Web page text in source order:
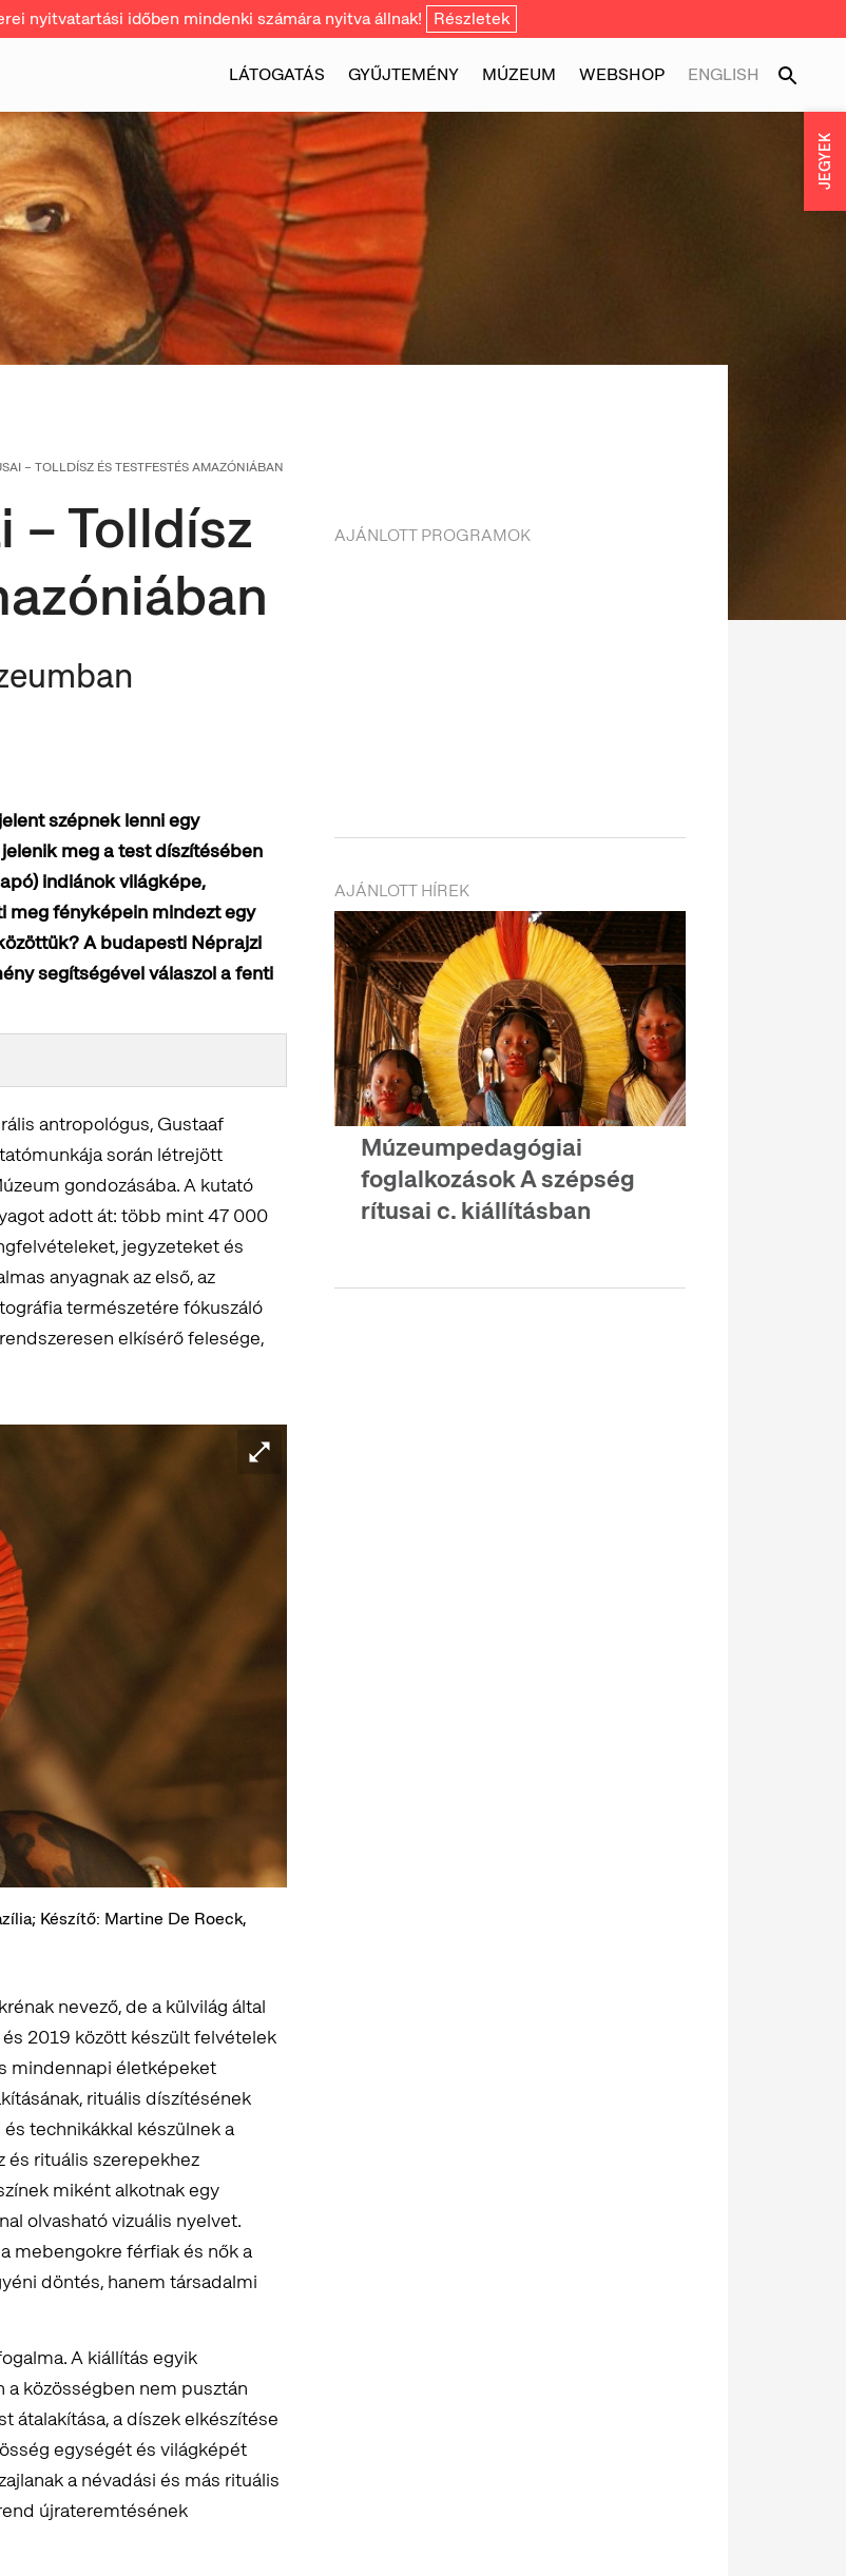
nyitvatartási időben mindenki számára nyitva állnak! Részletek
LÁTOGATÁS GYŰJTEMÉNY MÚZEUM WEBSHOP ENGLISH
– TOLLDÍSZ ÉS TESTFESTÉS AMAZÓNIÁBAN
– Tolldísz
szépnek lenni egy
meg a test díszítésében
indiánok világképe,
meg fényképein mindezt egy
A budapesti Néprajzi
segítségével válaszol a fenti
antropológus, Gustaaf
során létrejött
gondozásába. A kutató
adott át: több mint 47 000
jegyzeteket és
anyagnak az első, az
természetére fókuszáló
elkísérő felesége,
Készítő: Martine De Roeck,
nevező, de a külvilág által
2019 között készült felvételek
mindennapi életképeket
rituális díszítésének
technikákkal készülnek a
rituális szerepekhez
miként alkotnak egy
olvasható vizuális nyelvet.
mebengokre férfiak és nők a
döntés, hanem társadalmi
A kiállítás egyik
közösségben nem pusztán
átalakítása, a díszek elkészítése
egységét és világképét
a névadási és más rituális
újrateremtésének
AJÁNLOTT PROGRAMOK
AJÁNLOTT HÍREK
Múzeumpedagógiai
foglalkozások A szépség
rítusai c. kiállításban
JEGYEK